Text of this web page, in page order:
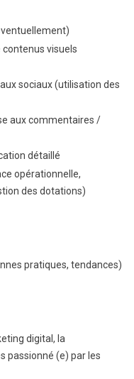
visuels
sociaux (utilisation des
aux commentaires /
détaillé
opérationnelle,
des dotations)
pratiques, tendances)
digital, la
passionné (e) par les